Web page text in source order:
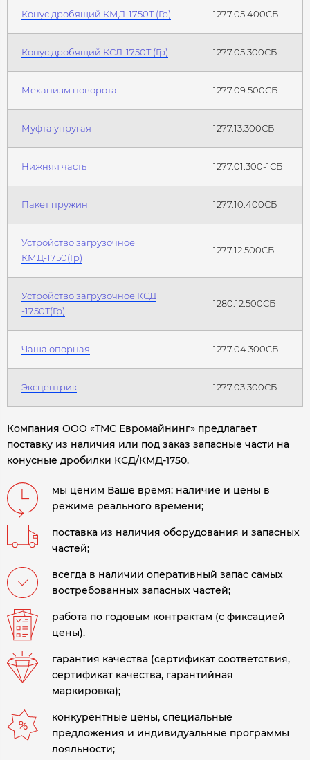
Конус дробящий КМД-1750Т (Гр) 1277.05.400СБ
Конус дробящий КСД-1750Т (Гр) 1277.05.300СБ
Механизм поворота 1277.09.500СБ
Муфта упругая 1277.13.300СБ
Нижняя часть 1277.01.300-1СБ
Пакет пружин 1277.10.400СБ
Устройство загрузочное
КМД-1750(Гр)
1277.12.500СБ
Устройство загрузочное КСД
-1750Т(Гр)
1280.12.500СБ
Чаша опорная 1277.04.300СБ
Эксцентрик 1277.03.300СБ
Компания ООО «ТМС Евромайнинг» предлагает
поставку из наличия или под заказ запасные части на
конусные дробилки КСД/КМД-1750.
мы ценим Ваше время: наличие и цены в
режиме реального времени;
поставка из наличия оборудования и запасных
частей;
всегда в наличии оперативный запас самых
востребованных запасных частей;
работа по годовым контрактам (с фиксацией
цены).
гарантия качества (сертификат соответствия,
сертификат качества, гарантийная
маркировка);
конкурентные цены, специальные
предложения и индивидуальные программы
лояльности;